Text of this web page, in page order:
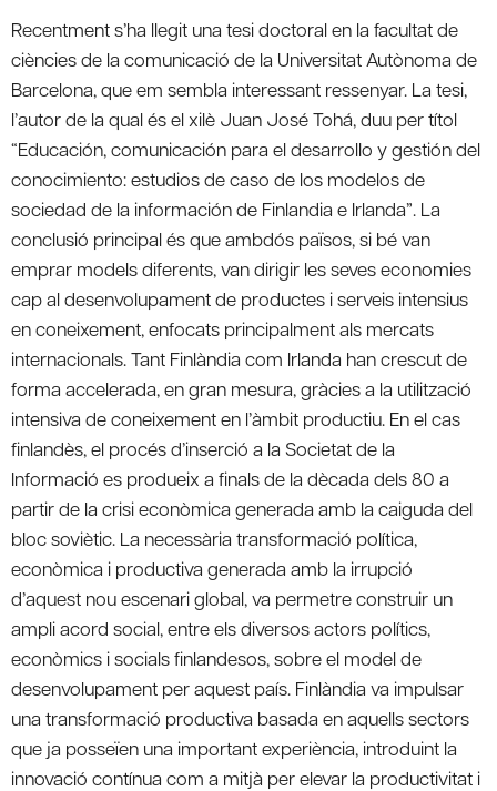
Recentment s’ha llegit una tesi doctoral en la facultat de
ciències de la comunicació de la Universitat Autònoma de
Barcelona, que em sembla interessant ressenyar. La tesi,
l’autor de la qual és el xilè Juan José Tohá, duu per títol
“Educación, comunicación para el desarrollo y gestión del
conocimiento: estudios de caso de los modelos de
sociedad de la información de Finlandia e Irlanda”. La
conclusió principal és que ambdós països, si bé van
emprar models diferents, van dirigir les seves economies
cap al desenvolupament de productes i serveis intensius
en coneixement, enfocats principalment als mercats
internacionals. Tant Finlàndia com Irlanda han crescut de
forma accelerada, en gran mesura, gràcies a la utilització
intensiva de coneixement en l’àmbit productiu. En el cas
finlandès, el procés d’inserció a la Societat de la
Informació es produeix a finals de la dècada dels 80 a
partir de la crisi econòmica generada amb la caiguda del
bloc soviètic. La necessària transformació política,
econòmica i productiva generada amb la irrupció
d’aquest nou escenari global, va permetre construir un
ampli acord social, entre els diversos actors polítics,
econòmics i socials finlandesos, sobre el model de
desenvolupament per aquest país. Finlàndia va impulsar
una transformació productiva basada en aquells sectors
que ja posseïen una important experiència, introduint la
innovació contínua com a mitjà per elevar la productivitat i